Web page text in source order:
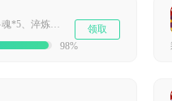
SSSR仙卡宝箱*1、万年兽魂*5、淬炼宝石*2、元宝*50000
98%
领取